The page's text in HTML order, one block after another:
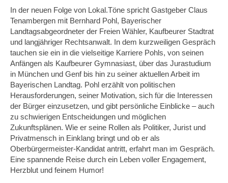
In der neuen Folge von Lokal.Töne spricht Gastgeber Claus
Tenambergen mit Bernhard Pohl, Bayerischer
Landtagsabgeordneter der Freien Wähler, Kaufbeurer Stadtrat
und langjähriger Rechtsanwalt. In dem kurzweiligen Gespräch
tauchen sie ein in die vielseitige Karriere Pohls, von seinen
Anfängen als Kaufbeurer Gymnasiast, über das Jurastudium
in München und Genf bis hin zu seiner aktuellen Arbeit im
Bayerischen Landtag. Pohl erzählt von politischen
Herausforderungen, seiner Motivation, sich für die Interessen
der Bürger einzusetzen, und gibt persönliche Einblicke – auch
zu schwierigen Entscheidungen und möglichen
Zukunftsplänen. Wie er seine Rollen als Politiker, Jurist und
Privatmensch in Einklang bringt und ob er als
Oberbürgermeister-Kandidat antritt, erfahrt man im Gespräch.
Eine spannende Reise durch ein Leben voller Engagement,
Herzblut und feinem Humor!